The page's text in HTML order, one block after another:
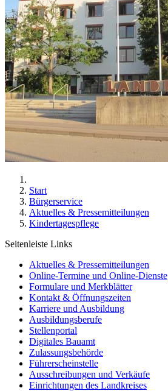
Start
Bürgerservice
Aktuelles & Pressemitteilungen
Kindertagespflege
Seitenleiste Links
Aktuelles & Pressemitteilungen
Online-Termine und Online-Dienste
Formulare und Merkblätter
Kontakt & Öffnungszeiten
Karriere und Ausbildung
Ausbildungsberufe
Stellenportal
Digitales Bauamt
Zulassungsbehörde
Führerscheinstelle
Ausschreibungen und Verkäufe
Einrichtungen des Landkreises